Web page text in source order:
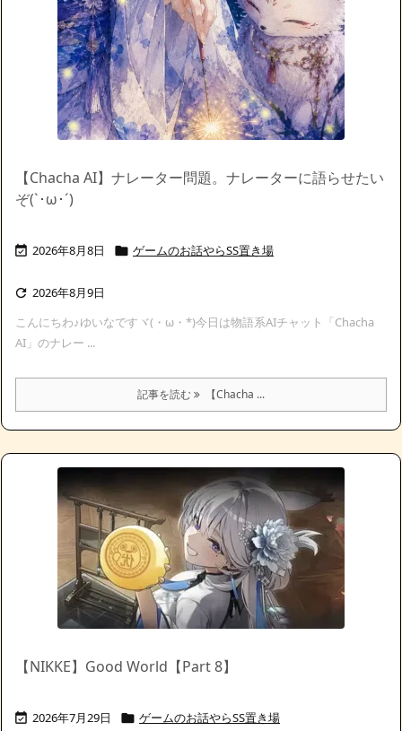
【Chacha AI】ナレーター問題。ナレーターに語らせたい
ぞ(`･ω･´)ゞ
 2026年8月8日  ゲームのお話やらSS置き場
 2026年8月9日
こんにちわ♪ゆいなですヾ(・ω・*)今日は物語系AIチャット「Chacha
AI」のナレー ...
記事を読む 【Chacha ...
【NIKKE】Good World【Part 8】
 2026年7月29日  ゲームのお話やらSS置き場